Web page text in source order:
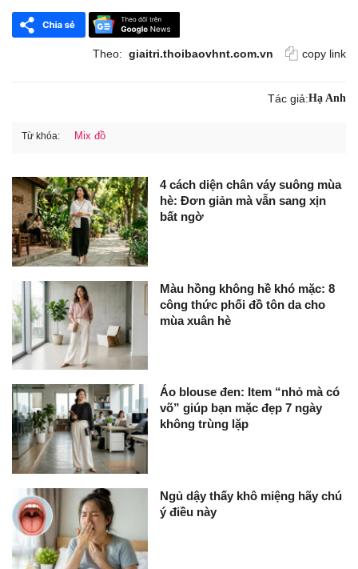
Theo: giaitri.thoibaovhnt.com.vn copy link
Tác giả:Hạ Anh
Từ khóa: Mix đồ
4 cách diện chân váy suông mùa
hè: Đơn giản mà vẫn sang xịn
bất ngờ
Màu hồng không hề khó mặc: 8
công thức phối đồ tôn da cho
mùa xuân hè
Áo blouse đen: Item “nhỏ mà có
võ” giúp bạn mặc đẹp 7 ngày
không trùng lặp
Ngủ dậy thấy khô miệng hãy chú
ý điều này